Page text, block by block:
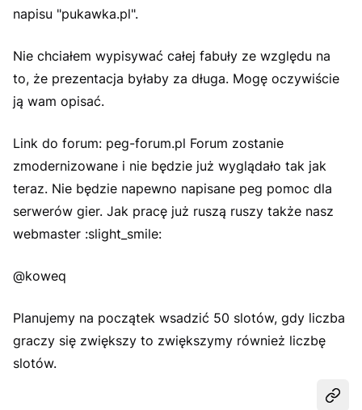
napisu "pukawka.pl".
Nie chciałem wypisywać całej fabuły ze względu na
to, że prezentacja byłaby za długa. Mogę oczywiście
ją wam opisać.
Link do forum: peg-forum.pl Forum zostanie
zmodernizowane i nie będzie już wyglądało tak jak
teraz. Nie będzie napewno napisane peg pomoc dla
serwerów gier. Jak pracę już ruszą ruszy także nasz
webmaster :slight_smile:
@koweq
Planujemy na początek wsadzić 50 slotów, gdy liczba
graczy się zwiększy to zwiększymy również liczbę
slotów.